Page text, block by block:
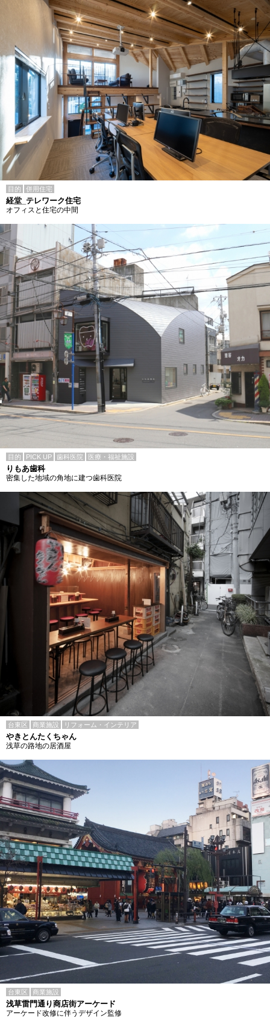
目的 併用住宅
経堂_テレワーク住宅
オフィスと住宅の中間
目的 PICK UP 歯科医院 医療・福祉施設
りもあ歯科
密集した地域の角地に建つ歯科医院
台東区 商業施設 リフォーム・インテリア
やきとんたくちゃん
浅草の路地の居酒屋
台東区 商業施設
浅草雷門通り商店街アーケード
アーケード改修に伴うデザイン監修